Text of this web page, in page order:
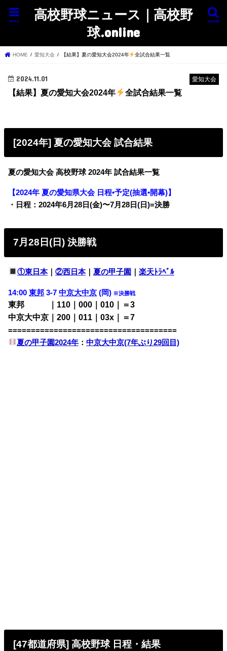
高校野球ニュース｜高校野
球.online
search
menu
HOME 愛知大会 【結果】夏の愛知大会2024年 全試合結果一覧
愛知大会
2024.11.01
【結果】夏の愛知大会2024年 全試合結果一覧
[2024年] 夏の愛知大会 試合結果
夏の愛知大会 高校野球 2024年 試合結果一覧
【2024年 夏の愛知県大会 日程•予定(抽選•開幕)】
・日程：2024年6月28日(金)〜7月28日(日)=決勝
7月28日(日) 決勝戦
①東日本｜ ②西日本｜ 夏の甲子園 ｜ 楽天ﾄﾗﾍﾞﾙ
14:00東邦 3-7中京大中京 (岡) ※決勝戦
東邦 ｜110｜000｜010｜＝3
中京大中京｜200｜011｜03x｜＝7
=====================================
夏の甲子園2024年 ：中京大中京(7年ぶり29回目)
[47都道府県] 高校野球 日程・結果